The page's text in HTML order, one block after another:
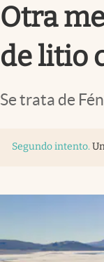
Clima
Mundial 2026
El Cronista Studio
abre en nueva pestaña
Otra
de litio
Se trata de
Segundo intento.